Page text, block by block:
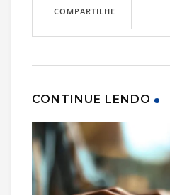
COMPARTILHE
CONTINUE LENDO